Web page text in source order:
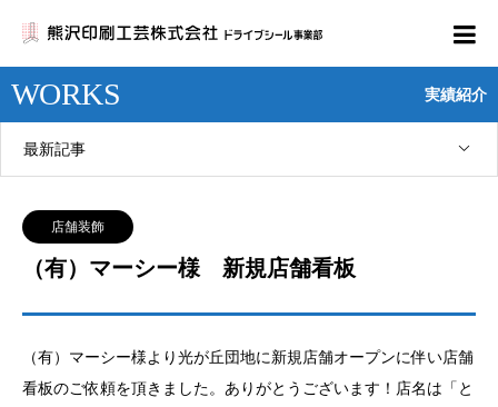
WORKS 実績紹介
最新記事
店舗装飾
（有）マーシー様 新規店舗看板
（有）マーシー様より光が丘団地に新規店舗オープンに伴い店舗
看板のご依頼を頂きました。ありがとうございます！店名は「と